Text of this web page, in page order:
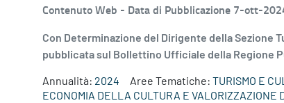
Contenuto Web - Data di Pubblicazione 7-ott-
Con Determinazione del Dirigente della Sezione
pubblicata sul Bollettino Ufficiale della Regione
Annualità: 2024 Aree Tematiche: TURISMO E
ECONOMIA DELLA CULTURA E VALORIZZAZIONE